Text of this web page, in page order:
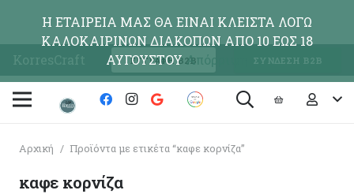
KorresCraft ΕΓΓΡΑΦΗ Β2Β ΣΥΝΔΕΣΗ Β2Β
Αρχική / Προϊόντα με ετικέτα “καφε κορνίζα”
καφε κορνίζα
Η ΕΤΑΙΡΕΙΑ ΜΑΣ ΘΑ ΕΙΝΑΙ ΚΛΕΙΣΤΑ ΛΟΓΩ
ΚΑΛΟΚΑΙΡΙΝΩΝ ΔΙΑΚΟΠΩΝ ΑΠΟ 10 ΕΩΣ 18
ΑΥΓΟΥΣΤΟΥΑπόρριψη